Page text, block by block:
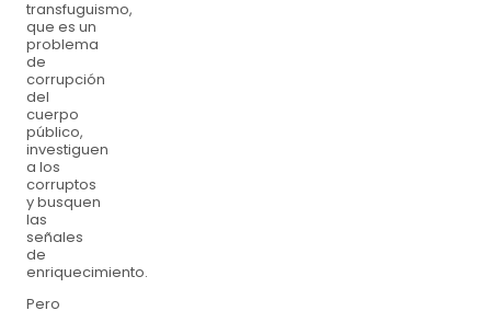
transfuguismo,
que es un
problema
de
corrupción
del
cuerpo
público,
investiguen
a los
corruptos
y busquen
las
señales
de
enriquecimiento.
Pero